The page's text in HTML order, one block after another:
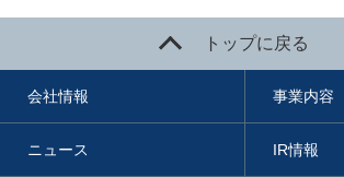
トップに戻る
会社情報 事業内容
ニュース IR情報